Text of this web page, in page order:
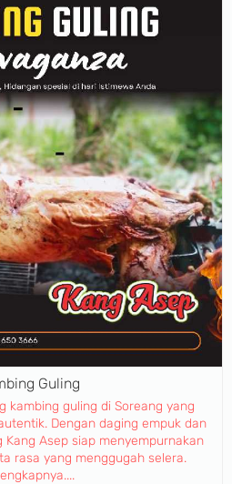
Guling
kambing guling di Soreang yang
Dengan daging empuk dan
Kang Asep siap menyempurnakan
rasa yang menggugah selera.